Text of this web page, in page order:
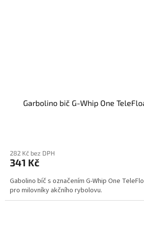
Garbolino bič G-Whip One
282 Kč bez DPH
341 Kč
Gabolino bíč s označením G-Whip One
pro milovníky akčního rybolovu.